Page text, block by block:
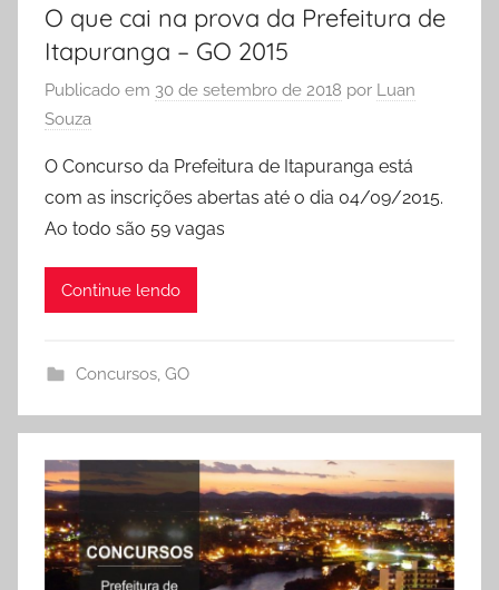
O que cai na prova da Prefeitura de
Itapuranga – GO 2015
Publicado em 30 de setembro de 2018 por Luan
Souza
O Concurso da Prefeitura de Itapuranga está
com as inscrições abertas até o dia 04/09/2015.
Ao todo são 59 vagas
Continue lendo
Concursos, GO